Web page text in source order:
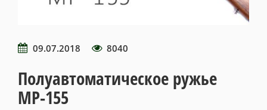
09.07.2018 8040
Полуавтоматическое ружье
МР-155